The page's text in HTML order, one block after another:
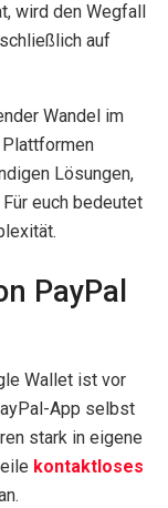
wird den Wegfall
auf
Wandel im
Lösungen,
euch bedeutet
PayPal
Wallet ist vor
App selbst
stark in eigene
kontaktloses